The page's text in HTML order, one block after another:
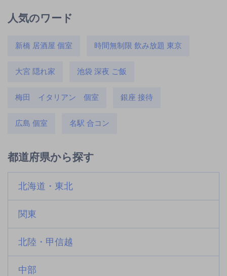
人気のワード
新橋 居酒屋 個室 時間無制限 飲み放題 東京
大宮 隠れ家 池袋 深夜 ご飯
梅田 イタリアン 個室 銀座 接待
広島 個室 名駅 合コン
都道府県から探す
北海道・東北
関東
北陸・甲信越
中部